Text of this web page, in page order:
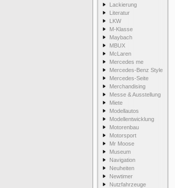
Lackierung
Literatur
LKW
M-Klasse
Maybach
MBUX
McLaren
Mercedes me
Mercedes-Benz Style
Mercedes-Seite
Merchandising
Messe & Ausstellung
Miete
Modellautos
Modellentwicklung
Motorenbau
Motorsport
Mr Moose
Museum
Navigation
Neuheiten
Newtimer
Nutzfahrzeuge